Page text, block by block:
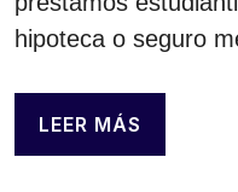
hipoteca o seguro
LEER MÁS